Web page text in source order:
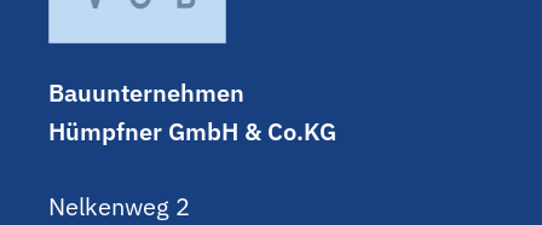
Bauunternehmen
Hümpfner GmbH & Co.KG
Nelkenweg 2